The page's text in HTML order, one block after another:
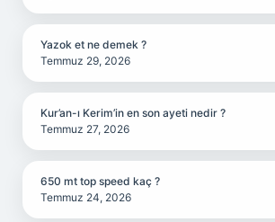
Yazok et ne demek ?
Temmuz 29, 2026
Kur’an-ı Kerim’in en son ayeti nedir ?
Temmuz 27, 2026
650 mt top speed kaç ?
Temmuz 24, 2026